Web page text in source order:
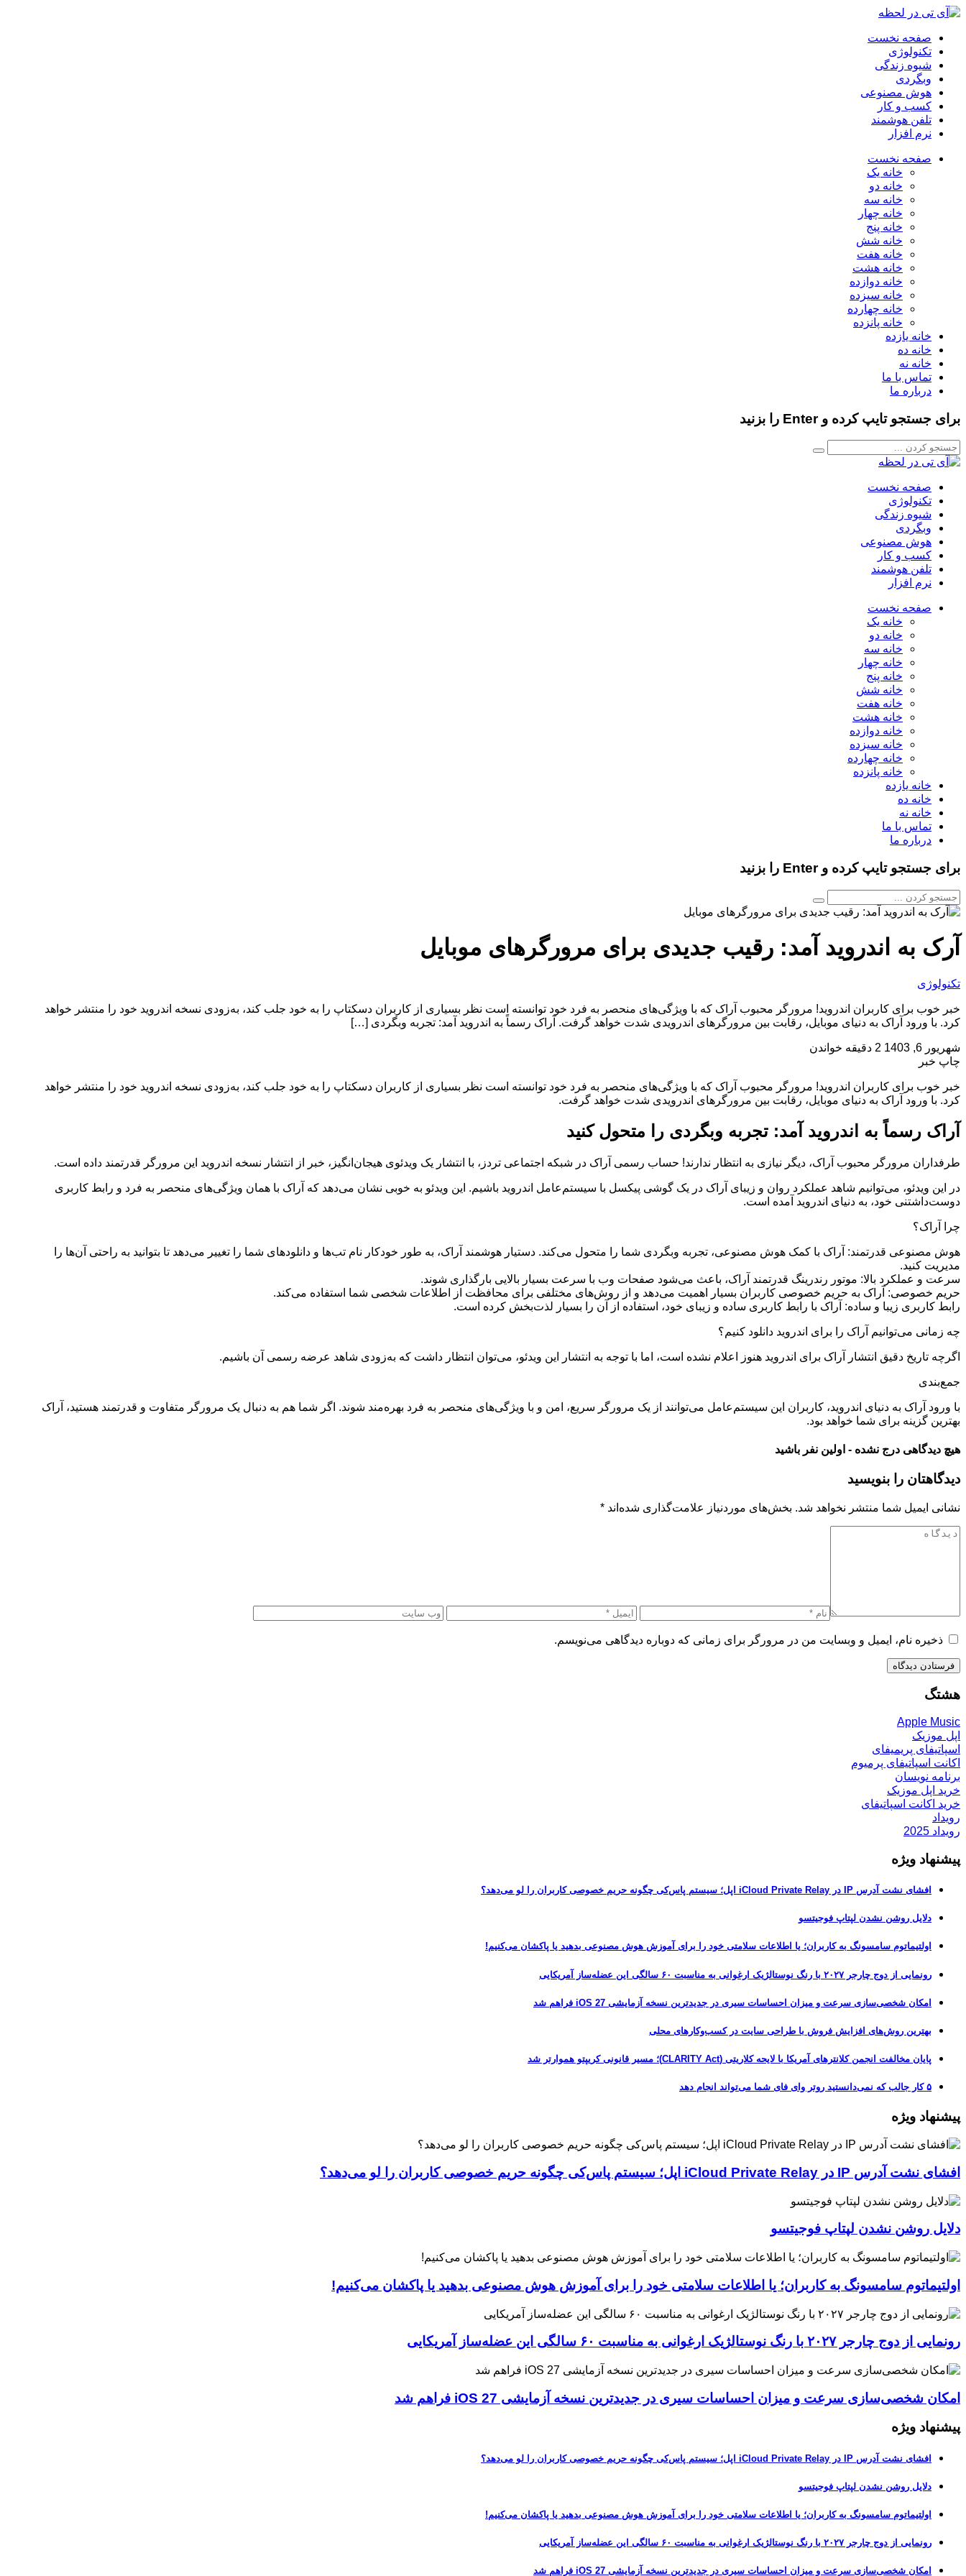
صفحه نخست
تکنولوژی
شیوه زندگی
وبگردی
هوش مصنوعی
کسب و کار
تلفن هوشمند
نرم افزار
صفحه نخست
خانه یک
خانه دو
خانه سه
خانه چهار
خانه پنج
خانه شش
خانه هفت
خانه هشت
خانه دوازده
خانه سیزده
خانه چهارده
خانه پانزده
خانه یازده
خانه ده
خانه نه
تماس با ما
درباره ما
برای جستجو تایپ کرده و Enter را بزنید
صفحه نخست
تکنولوژی
شیوه زندگی
وبگردی
هوش مصنوعی
کسب و کار
تلفن هوشمند
نرم افزار
صفحه نخست
خانه یک
خانه دو
خانه سه
خانه چهار
خانه پنج
خانه شش
خانه هفت
خانه هشت
خانه دوازده
خانه سیزده
خانه چهارده
خانه پانزده
خانه یازده
خانه ده
خانه نه
تماس با ما
درباره ما
برای جستجو تایپ کرده و Enter را بزنید
آرک به اندروید آمد: رقیب جدیدی برای مرورگرهای موبایل
تکنولوژی
خبر خوب برای کاربران اندروید! مرورگر محبوب آراک که با ویژگی‌های منحصر به فرد خود توانسته است نظر بسیاری از کاربران دسکتاپ را به خود جلب کند، به‌زودی نسخه اندروید خود را منتشر خواهد
کرد. با ورود آراک به دنیای موبایل، رقابت بین مرورگرهای اندرویدی شدت خواهد گرفت. آراک رسماً به اندروید آمد: تجربه وبگردی […]
شهریور 6, 1403
2 دقیقه خواندن
چاپ خبر
خبر خوب برای کاربران اندروید! مرورگر محبوب آراک که با ویژگی‌های منحصر به فرد خود توانسته است نظر بسیاری از کاربران دسکتاپ را به خود جلب کند، به‌زودی نسخه اندروید خود را منتشر خواهد
کرد. با ورود آراک به دنیای موبایل، رقابت بین مرورگرهای اندرویدی شدت خواهد گرفت.
آراک رسماً به اندروید آمد: تجربه وبگردی را متحول کنید
طرفداران مرورگر محبوب آراک، دیگر نیازی به انتظار ندارند! حساب رسمی آراک در شبکه اجتماعی تردز، با انتشار یک ویدئوی هیجان‌انگیز، خبر از انتشار نسخه اندروید این مرورگر قدرتمند داده است.
در این ویدئو، می‌توانیم شاهد عملکرد روان و زیبای آراک در یک گوشی پیکسل با سیستم‌عامل اندروید باشیم. این ویدئو به خوبی نشان می‌دهد که آراک با همان ویژگی‌های منحصر به فرد و رابط کاربری
دوست‌داشتنی خود، به دنیای اندروید آمده است.
چرا آراک؟
هوش مصنوعی قدرتمند: آراک با کمک هوش مصنوعی، تجربه وبگردی شما را متحول می‌کند. دستیار هوشمند آراک، به طور خودکار نام تب‌ها و دانلودهای شما را تغییر می‌دهد تا بتوانید به راحتی آن‌ها را
مدیریت کنید.
سرعت و عملکرد بالا: موتور رندرینگ قدرتمند آراک، باعث می‌شود صفحات وب با سرعت بسیار بالایی بارگذاری شوند.
حریم خصوصی: آراک به حریم خصوصی کاربران بسیار اهمیت می‌دهد و از روش‌های مختلفی برای محافظت از اطلاعات شخصی شما استفاده می‌کند.
رابط کاربری زیبا و ساده: آراک با رابط کاربری ساده و زیبای خود، استفاده از آن را بسیار لذت‌بخش کرده است.
چه زمانی می‌توانیم آراک را برای اندروید دانلود کنیم؟
اگرچه تاریخ دقیق انتشار آراک برای اندروید هنوز اعلام نشده است، اما با توجه به انتشار این ویدئو، می‌توان انتظار داشت که به‌زودی شاهد عرضه رسمی آن باشیم.
جمع‌بندی
با ورود آراک به دنیای اندروید، کاربران این سیستم‌عامل می‌توانند از یک مرورگر سریع، امن و با ویژگی‌های منحصر به فرد بهره‌مند شوند. اگر شما هم به دنبال یک مرورگر متفاوت و قدرتمند هستید، آراک
بهترین گزینه برای شما خواهد بود.
هیچ دیدگاهی درج نشده - اولین نفر باشید
دیدگاهتان را بنویسید
نشانی ایمیل شما منتشر نخواهد شد. بخش‌های موردنیاز علامت‌گذاری شده‌اند *
ذخیره نام، ایمیل و وبسایت من در مرورگر برای زمانی که دوباره دیدگاهی می‌نویسم.
هشتگ
Apple Music
اپل موزیک
اسپاتیفای پریمیفای
اکانت اسپاتیفای پرمیوم
برنامه نویسان
خرید اپل موزیک
خرید اکانت اسپاتیفای
رویداد
رویداد 2025
پیشنهاد ویژه
افشای نشت آدرس IP در iCloud Private Relay اپل؛ سیستم پاس‌کی چگونه حریم خصوصی کاربران را لو می‌دهد؟
دلایل روشن نشدن لپتاپ فوجیتسو
اولتیماتوم سامسونگ به کاربران؛ یا اطلاعات سلامتی خود را برای آموزش هوش مصنوعی بدهید یا پاکشان می‌کنیم!
رونمایی از دوج چارجر ۲۰۲۷ با رنگ نوستالژیک ارغوانی به مناسبت ۶۰ سالگی این عضله‌ساز آمریکایی
امکان شخصی‌سازی سرعت و میزان احساسات سیری در جدیدترین نسخه آزمایشی iOS 27 فراهم شد
بهترین روش‌های افزایش فروش با طراحی سایت در کسب‌وکارهای محلی
پایان مخالفت انجمن کلانترهای آمریکا با لایحه کلاریتی (CLARITY Act)؛ مسیر قانونی کریپتو هموارتر شد
۵ کار جالب که نمی‌دانستید روتر وای فای شما می‌تواند انجام دهد
پیشنهاد ویژه
افشای نشت آدرس IP در iCloud Private Relay اپل؛ سیستم پاس‌کی چگونه حریم خصوصی کاربران را لو می‌دهد؟
دلایل روشن نشدن لپتاپ فوجیتسو
اولتیماتوم سامسونگ به کاربران؛ یا اطلاعات سلامتی خود را برای آموزش هوش مصنوعی بدهید یا پاکشان می‌کنیم!
رونمایی از دوج چارجر ۲۰۲۷ با رنگ نوستالژیک ارغوانی به مناسبت ۶۰ سالگی این عضله‌ساز آمریکایی
امکان شخصی‌سازی سرعت و میزان احساسات سیری در جدیدترین نسخه آزمایشی iOS 27 فراهم شد
پیشنهاد ویژه
افشای نشت آدرس IP در iCloud Private Relay اپل؛ سیستم پاس‌کی چگونه حریم خصوصی کاربران را لو می‌دهد؟
دلایل روشن نشدن لپتاپ فوجیتسو
اولتیماتوم سامسونگ به کاربران؛ یا اطلاعات سلامتی خود را برای آموزش هوش مصنوعی بدهید یا پاکشان می‌کنیم!
رونمایی از دوج چارجر ۲۰۲۷ با رنگ نوستالژیک ارغوانی به مناسبت ۶۰ سالگی این عضله‌ساز آمریکایی
امکان شخصی‌سازی سرعت و میزان احساسات سیری در جدیدترین نسخه آزمایشی iOS 27 فراهم شد